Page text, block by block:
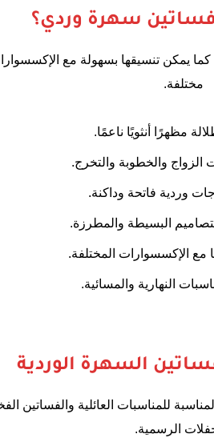
فساتين سهرة وردي؟
يمكن تنسيقها بسهولة مع
مختلفة.
مظهرًا أنثويًا ناعمًا.
والخطوبة والتخرج.
وردية فاتحة وداكنة.
البسيطة والمطرزة.
مع الإكسسوارات المختلفة.
النهارية والمسائية.
السهرة الوردية
للمناسبات العائلية والفساتين
الرسمية.